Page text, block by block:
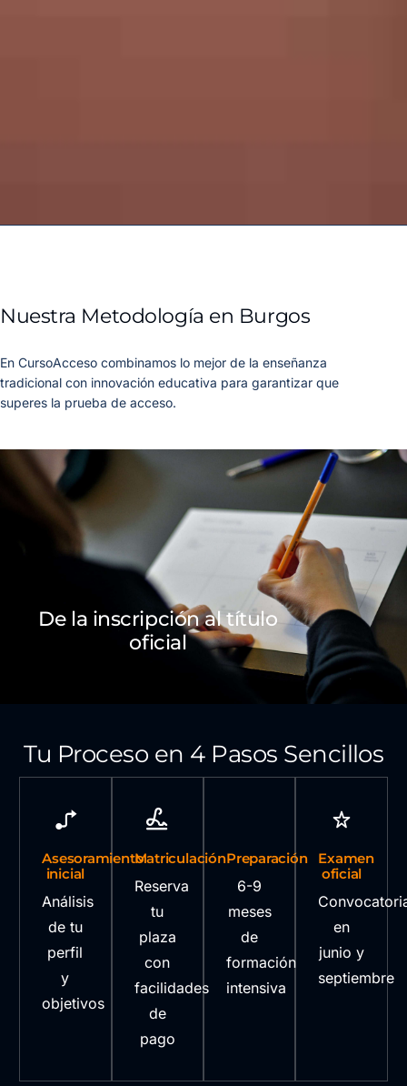
Nuestra Metodología en Burgos
En CursoAcceso combinamos lo mejor de la enseñanza
tradicional con innovación educativa para garantizar que
superes la prueba de acceso.
De la inscripción al título
oficial
Tu Proceso en 4 Pasos Sencillos
Asesoramiento
inicial
Análisis
de tu
perfil
y
objetivos
Matriculación
Reserva
tu
plaza
con
facilidades
de
pago
Preparación
6-9
meses
de
formación
intensiva
Examen
oficial
en
junio y
septiembre